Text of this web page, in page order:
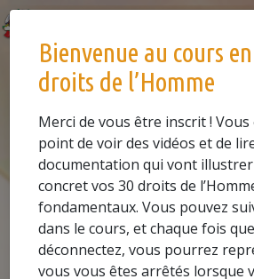
COURS EN LIGNE
Bienvenue au cours
droits de l’Homme
Merci de vous être inscrit !
point de voir des vidéos et de
documentation qui vont
concret vos 30 droits de
fondamentaux. Vous pouvez
dans le cours, et chaque fois
déconnectez, vous pourrez
vous vous êtes arrêtés lorsque
0.1REGARDER LA
L’histoire des droits de